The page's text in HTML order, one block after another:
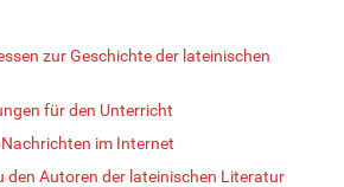
zur Geschichte der lateinischen
für den Unterricht
im Internet
den Autoren der lateinischen Literatur